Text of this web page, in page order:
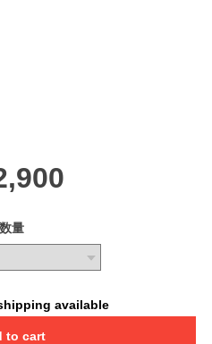
数量
available
to cart